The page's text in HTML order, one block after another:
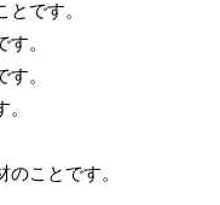
です。
。
。
ことです。